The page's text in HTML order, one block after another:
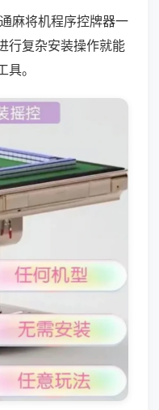
麻将机程序控牌器一
行复杂安装操作就能
。